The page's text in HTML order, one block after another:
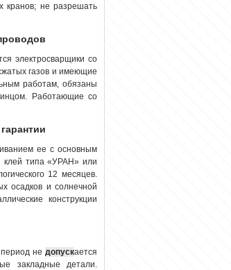
кранов; не разрешать
электросварщики со
газов и имеющие
работам, обязаны
Работающие со
ее с основным
клей типа «УРАН» или
12 месяцев.
осадков и солнечной
конструкции
не допускается
закладные детали.